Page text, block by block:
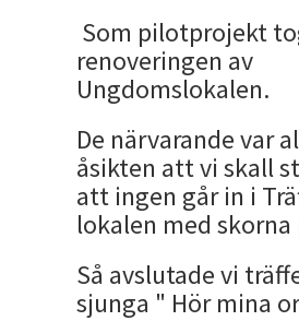
Som pilotprojekt
renoveringen av
Ungdomslokalen.
De närvarande var
åsikten att vi skall
att ingen går in i
lokalen med skorna
Så avslutade vi
sjunga " Hör mina